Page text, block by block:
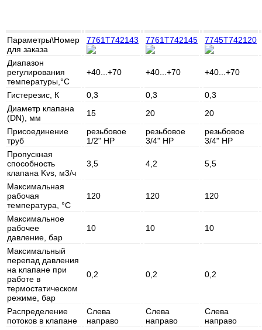
Параметры\Номер
для заказа
7761T742143 7761T742145 7745T742120
Диапазон
регулирования
температуры,°С
+40...+70 +40...+70 +40...+70
Гистерезис, К 0,3 0,3
0,3
Диаметр клапана
(DN), мм
15 20
20
Присоединение
труб
резьбовое
1/2" НР
резьбовое
3/4" НР
резьбовое
3/4" НР
Пропускная
способность
клапана Kvs, м3/ч
3,5 4,2 5,5
Максимальная
рабочая
температура, °C
120 120 120
Максимальное
рабочее
давление, бар
10 10 10
Максимальный
перепад давления
на клапане при
работе в
термостатическом
режиме, бар
0,2 0,2 0,2
Распределение
потоков в клапане
Слева
направо
Слева
направо
Слева
направо